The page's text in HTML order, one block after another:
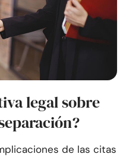
legal sobre
de las citas